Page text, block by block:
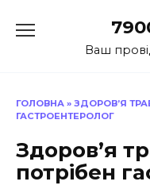
до
Ваш
ГОЛОВНА » ЗДОРОВ’Я
ГАСТРОЕНТЕРОЛОГ
Здоров’я
потрібен